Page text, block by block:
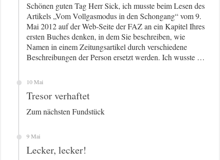
Schönen guten Tag Herr Sick, ich musste beim Lesen des
Artikels „Vom Vollgasmodus in den Schongang“ vom 9.
Mai 2012 auf der Web-Seite der FAZ an ein Kapitel Ihres
ersten Buches denken, in dem Sie beschreiben, wie
Namen in einem Zeitungsartikel durch verschiedene
Beschreibungen der Person ersetzt werden. Ich wusste …
10 Mai
Tresor verhaftet
Zum nächsten Fundstück
9 Mai
Lecker, lecker!